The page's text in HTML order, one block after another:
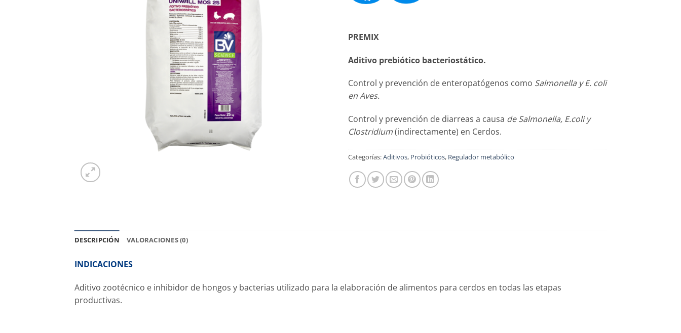
PREMIX
Aditivo prebiótico bacteriostático.
Control y prevención de enteropatógenos como Salmonella y E. coli
en Aves.
Control y prevención de diarreas a causa de Salmonella, E.coli y
Clostridium(indirectamente) en Cerdos.
Categorías:Aditivos, Probióticos, Regulador metabólico
DESCRIPCIÓN VALORACIONES (0)
INDICACIONES
Aditivo zootécnico e inhibidor de hongos y bacterias utilizado para la elaboración de alimentos para cerdos en todas las etapas
productivas.